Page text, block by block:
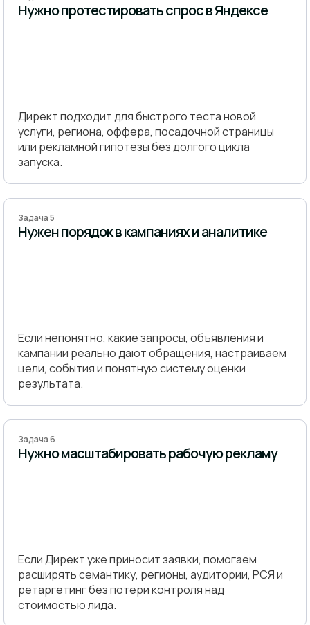
Нужно протестировать спрос в Яндексе
Директ подходит для быстрого теста новой
услуги, региона, оффера, посадочной страницы
или рекламной гипотезы без долгого цикла
запуска.
Задача 5
Нужен порядок в кампаниях и аналитике
Если непонятно, какие запросы, объявления и
кампании реально дают обращения, настраиваем
цели, события и понятную систему оценки
результата.
Задача 6
Нужно масштабировать рабочую рекламу
Если Директ уже приносит заявки, помогаем
расширять семантику, регионы, аудитории, РСЯ и
ретаргетинг без потери контроля над
стоимостью лида.